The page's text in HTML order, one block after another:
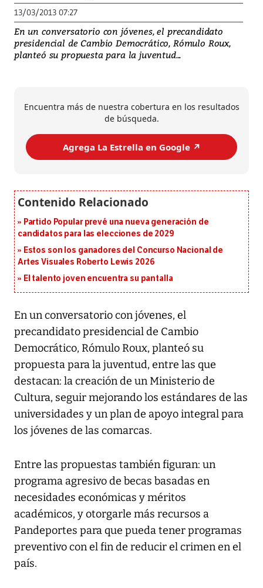
13/03/2013 07:27
En un conversatorio con jóvenes, el precandidato
presidencial de Cambio Democrático, Rómulo Roux,
planteó su propuesta para la juventud...
Encuentra más de nuestra cobertura en los resultados
de búsqueda.
Agrega La Estrella en Google ↗️
Partido Popular prevé una nueva generación de
candidatos para las elecciones de 2029
Estos son los ganadores del Concurso Nacional de
Artes Visuales Roberto Lewis 2026
El talento joven encuentra su pantalla​
En un conversatorio con jóvenes, el
precandidato presidencial de Cambio
Democrático, Rómulo Roux, planteó su
propuesta para la juventud, entre las que
destacan: la creación de un Ministerio de
Cultura, seguir mejorando los estándares de las
universidades y un plan de apoyo integral para
los jóvenes de las comarcas.
Entre las propuestas también figuran: un
programa agresivo de becas basadas en
necesidades económicas y méritos
académicos, y otorgarle más recursos a
Pandeportes para que pueda tener programas
preventivo con el fin de reducir el crimen en el
país.